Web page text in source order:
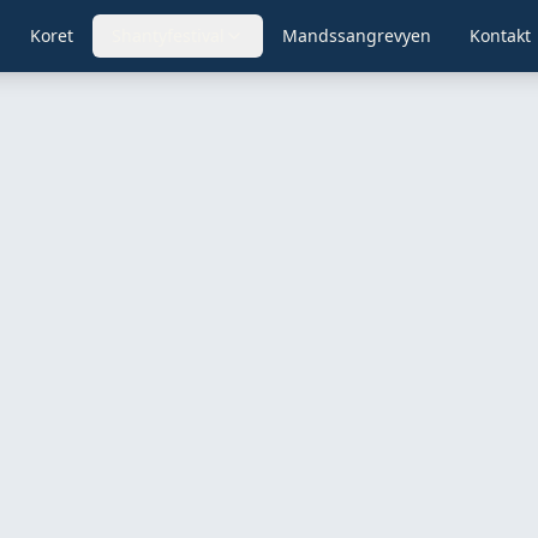
Koret Mandssangrevyen Kontakt